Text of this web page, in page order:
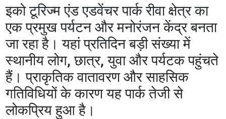
इको टूरिज्म एंड एडवेंचर पार्क रीवा क्षेत्र का
एक प्रमुख पर्यटन और मनोरंजन केंद्र बनता
जा रहा है। यहां प्रतिदिन बड़ी संख्या में
स्थानीय लोग, छात्र, युवा और पर्यटक पहुंचते
हैं। प्राकृतिक वातावरण और साहसिक
गतिविधियों के कारण यह पार्क तेजी से
लोकप्रिय हुआ है।